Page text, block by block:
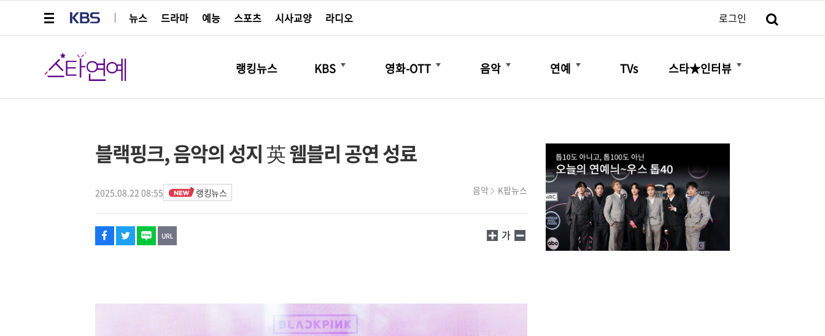
뉴스
드라마 예능 스포츠 시사교양 라디오 로그인
스타연예
랭킹뉴스 KBS
더보기
영화-OTT
더보기
음악
더보기
연예
더보기
TVs 스타★인터뷰
더보기
블랙핑크, 음악의 성지 英 웸블리 공연 성료
2025.08.22 08:55 랭킹뉴스 음악 K팝뉴스
페이스북
트위터
네이버
URL복사
글씨 작게보기
가
글씨 크게보기
스타박스